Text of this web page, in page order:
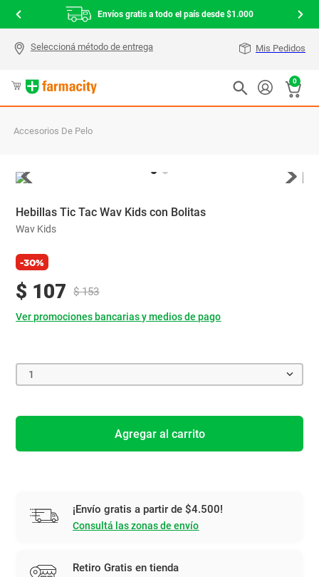
Envíos gratis a todo el país desde $1.000
Mis Pedidos
0
Accesorios De Pelo
Hebillas Tic Tac Wav Kids con Bolitas
Wav Kids
-30%
$ 107 $ 153
Ver promociones bancarias y medios de pago
1
Agregar al carrito
¡Envío gratis a partir de $4.500!
Consultá las zonas de envío
Retiro Gratis en tienda